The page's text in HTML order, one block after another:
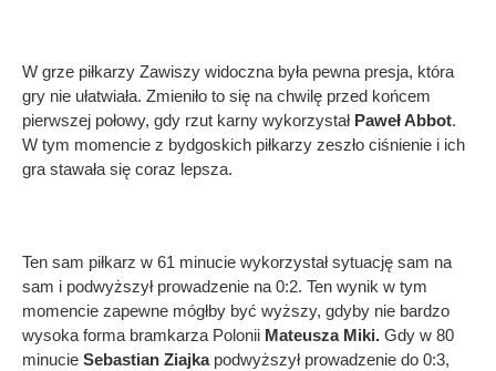
W grze piłkarzy Zawiszy widoczna była pewna presja, która
gry nie ułatwiała. Zmieniło to się na chwilę przed końcem
pierwszej połowy, gdy rzut karny wykorzystał Paweł Abbot.
W tym momencie z bydgoskich piłkarzy zeszło ciśnienie i ich
gra stawała się coraz lepsza.
Ten sam piłkarz w 61 minucie wykorzystał sytuację sam na
sam i podwyższył prowadzenie na 0:2. Ten wynik w tym
momencie zapewne mógłby być wyższy, gdyby nie bardzo
wysoka forma bramkarza Polonii Mateusza Miki. Gdy w 80
minucie Sebastian Ziajkapodwyższył prowadzenie do 0:3,